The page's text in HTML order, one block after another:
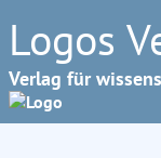
Logos
Verlag für